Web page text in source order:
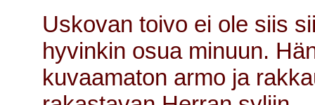
Uskovan toivo ei ole siis
hyvinkin osua minuun.
kuvaamaton armo ja